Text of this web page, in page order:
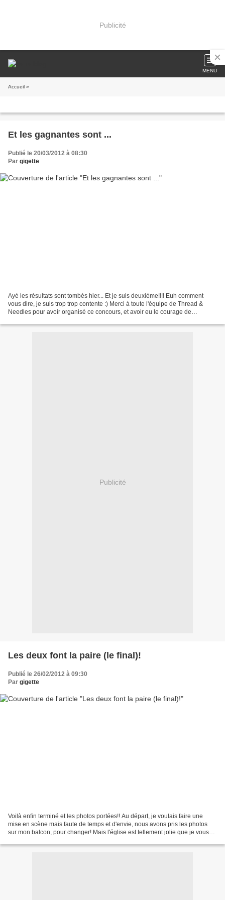
Publicité
MENU
Accueil »
Et les gagnantes sont ...
Publié le 20/03/2012 à 08:30
Par gigette
Ayé les résultats sont tombés hier... Et je suis deuxième!!!! Euh comment
vous dire, je suis trop trop contente :) Merci à toute l'équipe de Thread &
Needles pour avoir organisé ce concours, et avoir eu le courage de
Publicité
Les deux font la paire (le final)!
Publié le 26/02/2012 à 09:30
Par gigette
Voilà enfin terminé et les photos portées!! Au départ, je voulais faire une
mise en scène mais faute de temps et d'envie, nous avons pris les photos
sur mon balcon, pour changer! Mais l'église est tellement jolie que je vous